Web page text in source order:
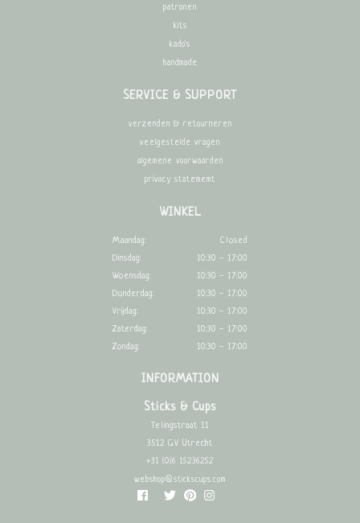
patronen
kits
kado's
handmade
SERVICE & SUPPORT
verzenden & retourneren
veelgestelde vragen
algemene voorwaarden
privacy statememt
WINKEL
Maandag:
Closed
Dinsdag:
10:30 - 17:00
Woensdag:
10:30 - 17:00
Donderdag:
10:30 - 17:00
Vrijdag:
10:30 - 17:00
Zaterdag:
10:30 - 17:00
Zondag:
10:30 - 17:00
INFORMATION
Sticks & Cups
Telingstraat 11
3512 GV Utrecht
+31 (0)6 15236252
webshop@stickscups.com